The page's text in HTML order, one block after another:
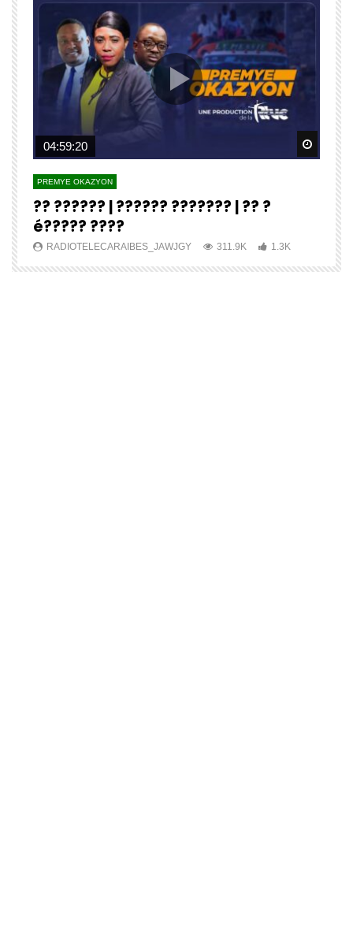
Watch Later
04:59:20
PREMYE OKAZYON
?? ?????? | ?????? ??????? | ?? ?
é????? ????
RADIOTELECARAIBES_JAWJGY 311.9K 1.3K